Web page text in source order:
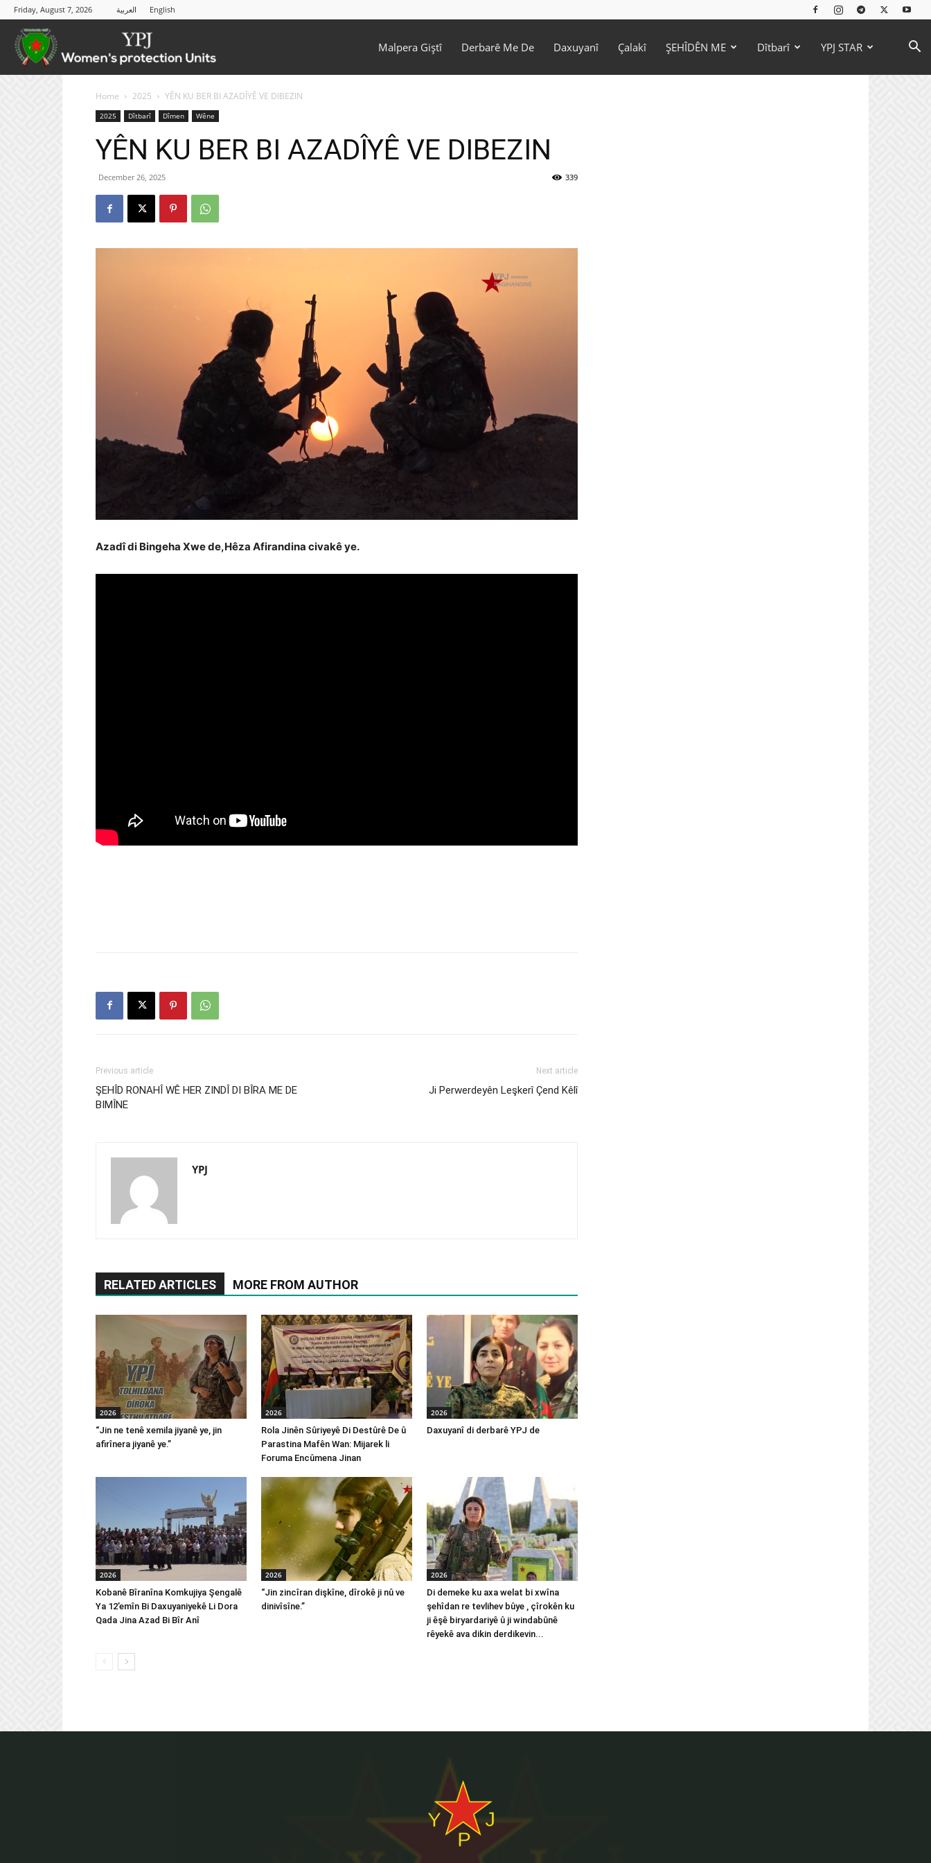
Friday, August 7, 2026 العربية English
Malpera Giştî Derbarê Me De Daxuyanî Çalakî ŞEHÎDÊN ME Dîtbarî YPJ STAR
Home 2025 YÊN KU BER BI AZADÎYÊ VE DIBEZIN
2025 Dîtbarî Dîmen Wêne
YÊN KU BER BI AZADÎYÊ VE DIBEZIN
December 26, 2025 339
Azadî di Bingeha Xwe de,Hêza Afirandina civakê ye.
Previous article
ŞEHÎD RONAHÎ WÊ HER ZINDÎ DI BÎRA ME DE
BIMÎNE
Next article
Ji Perwerdeyên Leşkerî Çend Kêlî
YPJ
RELATED ARTICLES MORE FROM AUTHOR
2026
“Jin ne tenê xemila jiyanê ye, jin
afirînera jiyanê ye.”
2026
Rola Jinên Sûriyeyê Di Destûrê De û
Parastina Mafên Wan: Mijarek li
Foruma Encûmena Jinan
2026
Daxuyanî di derbarê YPJ de
2026
Kobanê Bîranîna Komkujiya Şengalê
Ya 12’emîn Bi Daxuyaniyekê Li Dora
Qada Jina Azad Bi Bîr Anî
2026
“Jin zincîran dişkîne, dîrokê ji nû ve
dinivîsîne.”
2026
Di demeke ku axa welat bi xwîna
şehîdan re tevlihev bûye , çîrokên ku
ji êşê biryardariyê û ji windabûnê
rêyekê ava dikin derdikevin...